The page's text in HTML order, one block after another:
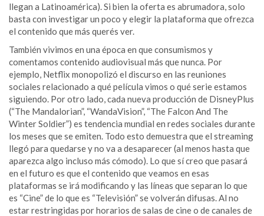
llegan a Latinoamérica). Si bien la oferta es abrumadora, solo
basta con investigar un poco y elegir la plataforma que ofrezca
el contenido que más querés ver.
También vivimos en una época en que consumismos y
comentamos contenido audiovisual más que nunca. Por
ejemplo, Netflix monopolizó el discurso en las reuniones
sociales relacionado a qué película vimos o qué serie estamos
siguiendo. Por otro lado, cada nueva producción de DisneyPlus
(“The Mandalorian”, “WandaVision”, “The Falcon And The
Winter Soldier”) es tendencia mundial en redes sociales durante
los meses que se emiten. Todo esto demuestra que el streaming
llegó para quedarse y no va a desaparecer (al menos hasta que
aparezca algo incluso más cómodo). Lo que sí creo que pasará
en el futuro es que el contenido que veamos en esas
plataformas se irá modificando y las líneas que separan lo que
es “Cine” de lo que es “Televisión” se volverán difusas. Al no
estar restringidas por horarios de salas de cine o de canales de